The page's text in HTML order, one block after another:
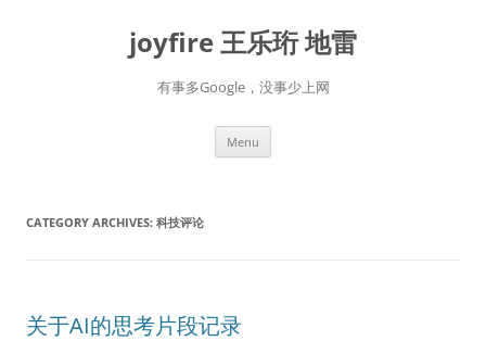
joyfire 王乐珩 地雷
有事多Google，没事少上网
Menu
CATEGORY ARCHIVES: 科技评论
关于AI的思考片段记录